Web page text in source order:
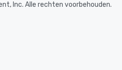
Inc. Alle rechten voorbehouden.